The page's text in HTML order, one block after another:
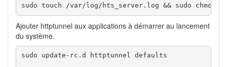
sudo touch /var/log/hts_server.log && sudo chmod
Ajouter httptunnel aux applications à démarrer au lancement
du système.
sudo update-rc.d httptunnel defaults